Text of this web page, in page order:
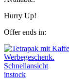
Hurry Up!
Offer ends in:
Schnellansicht
instock